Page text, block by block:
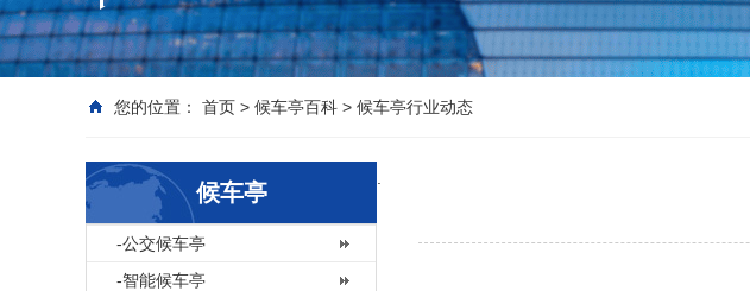
您的位置： 首页 > 候车亭百科 > 候车亭行业动态
候车亭
-公交候车亭
-智能候车亭